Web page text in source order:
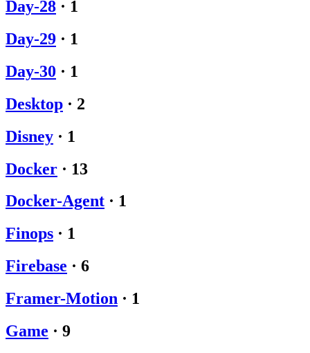
Day-28 · 1
Day-29 · 1
Day-30 · 1
Desktop · 2
Disney · 1
Docker · 13
Docker-Agent · 1
Finops · 1
Firebase · 6
Framer-Motion · 1
Game · 9